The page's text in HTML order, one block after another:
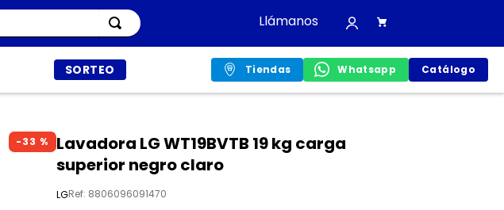
Llámanos
SORTEO Tiendas Whatsapp Catálogo
-33 %
Lavadora LG WT19BVTB 19 kg carga
superior negro claro
LGRef: 8806096091470